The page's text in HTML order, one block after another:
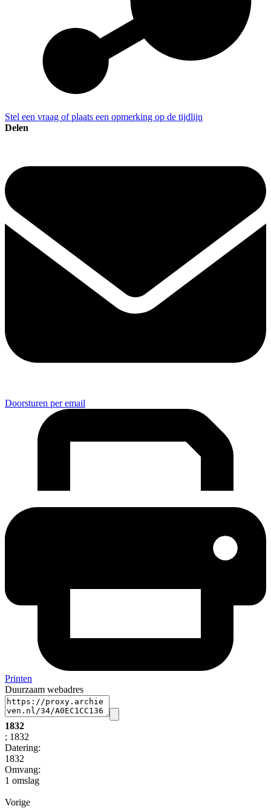
Stel een vraag of plaats een opmerking op de tijdlijn
Delen
Doorsturen per email
Printen
Duurzaam webadres
1832
; 1832
Datering:
1832
Omvang:
1 omslag
Vorige